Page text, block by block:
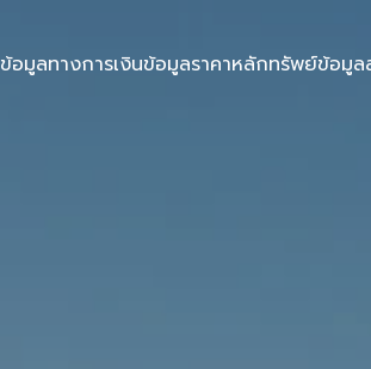
ข้อมูลทางการเงินข้อมูลราคาหลักทรัพย์ข้อมูล